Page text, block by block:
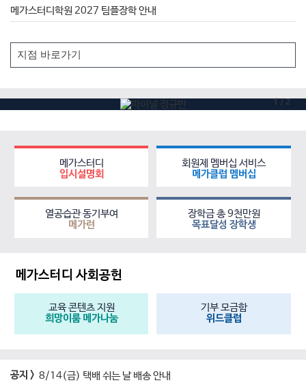
메가스터디학원 2027 팀플장학 안내
1 / 2
메가스터디
입시설명회
회원제 멤버십 서비스
메가클럽 멤버십
열공습관 동기부여
메가런
장학금 총 9천만원
목표달성 장학생
메가스터디 사회공헌
교육 콘텐츠 지원
희망이룸 메가나눔
기부 모금함
위드클럽
공지 > 8/14(금) 택배 쉬는 날 배송 안내